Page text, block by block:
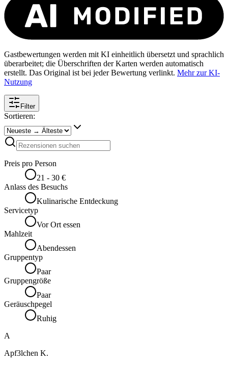
Gastbewertungen werden mit KI einheitlich übersetzt und sprachlich
überarbeitet; die Überschriften der Karten werden automatisch
erstellt. Das Original ist bei jeder Bewertung verlinkt. Mehr zur KI-
Nutzung
Filter
Sortieren:
Preis pro Person
21 - 30 €
Anlass des Besuchs
Kulinarische Entdeckung
Servicetyp
Vor Ort essen
Mahlzeit
Abendessen
Gruppentyp
Paar
Gruppengröße
Paar
Geräuschpegel
Ruhig
A
Apf3lchen K.